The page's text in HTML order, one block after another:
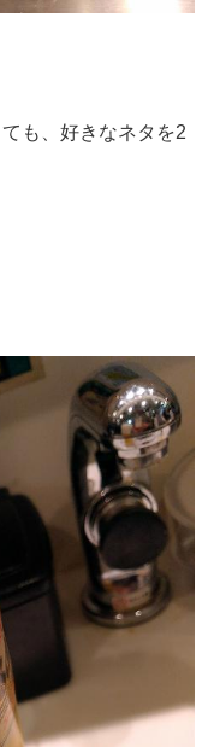
も、好きなネタを2